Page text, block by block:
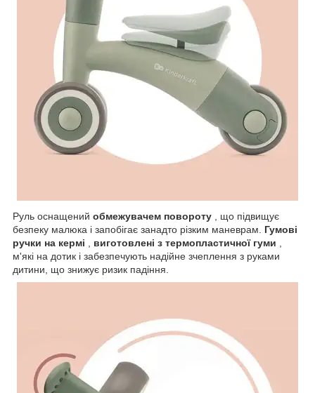
Руль оснащений обмежувачем повороту , що підвищує
безпеку малюка і запобігає занадто різким маневрам. Гумові
ручки на кермі
виготовлені з термопластичної гуми
м'які на дотик і забезпечують надійне зчеплення з руками
дитини, що знижує ризик падіння.